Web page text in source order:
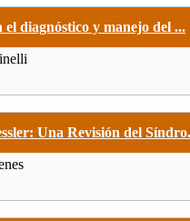
el diagnóstico y manejo del ...
Una Revisión del